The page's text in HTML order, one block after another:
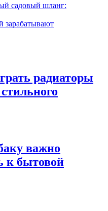
садовый шланг:
зарабатывают
радиаторы
важно
к бытовой